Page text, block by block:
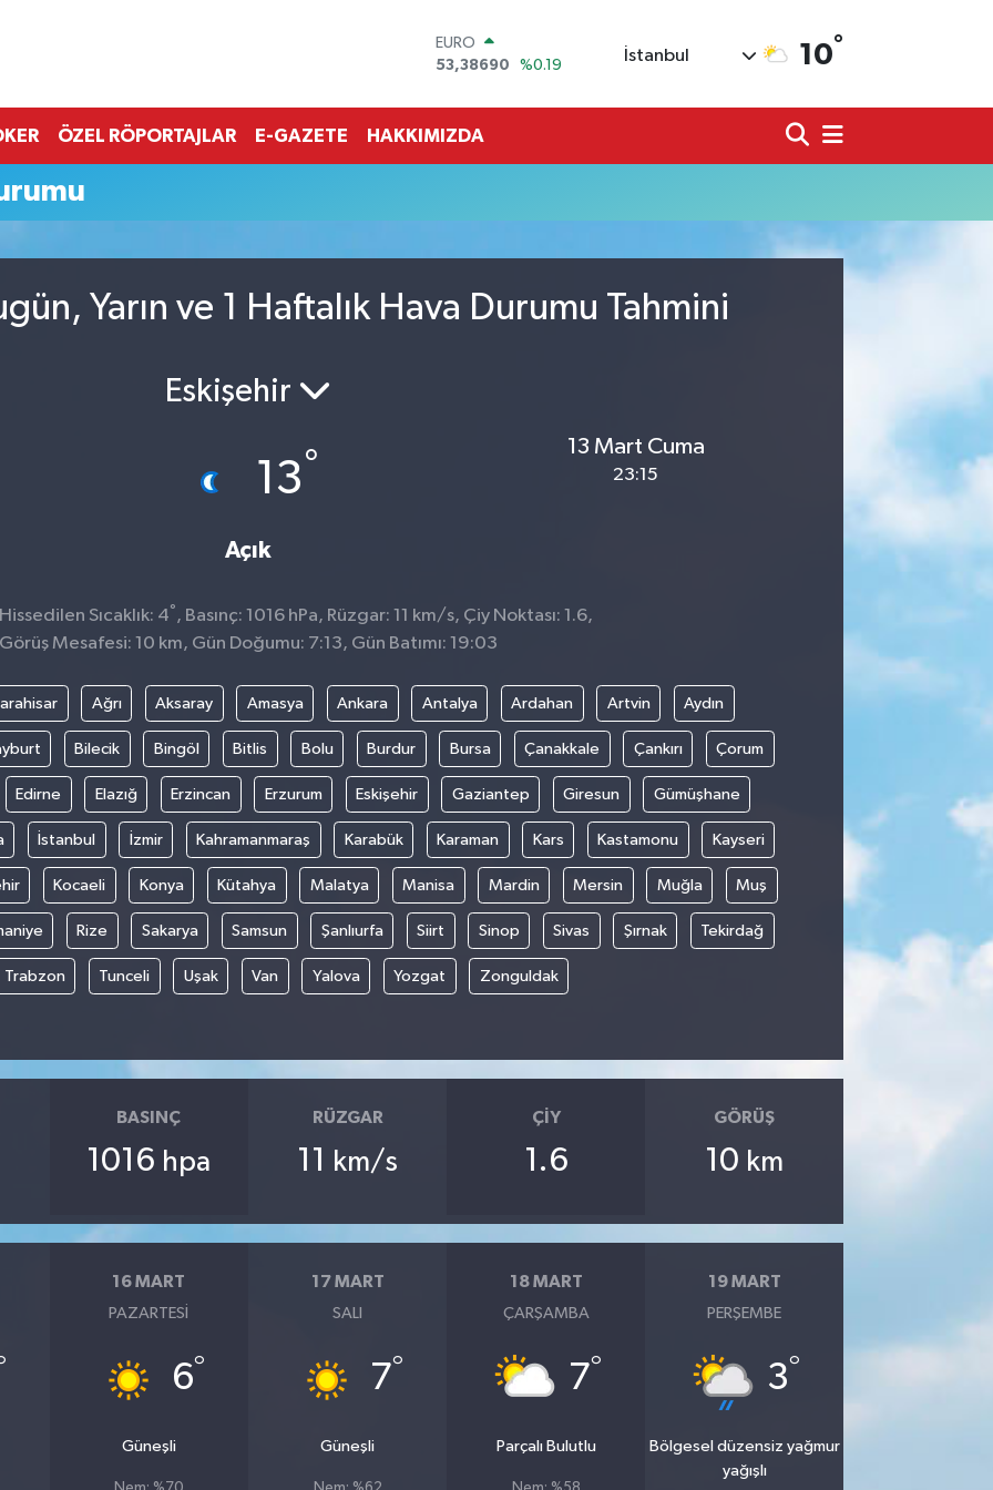
EURO
53,38690
%0.19
6862,09000
BİST100
DOLAR
İstanbul 10°
ÖZEL RÖPORTAJLAR E-GAZETE HAKKIMIZDA
Yarın ve 1 Haftalık Hava Durumu Tahmini
Eskişehir
13°
Açık
13 Mart Cuma
23:15
Sıcaklık: 4° , Basınç: 1016 hPa, Rüzgar: 11 km/s, Çiy Noktası: 1.6,
Görüş Mesafesi: 10 km, Gün Doğumu: 7:13, Gün Batımı: 19:03
Ağrı Aksaray Amasya Ankara Antalya Ardahan Artvin Aydın
Bilecik Bingöl Bitlis Bolu Burdur Bursa Çanakkale Çankırı Çorum
Edirne Elazığ Erzincan Erzurum Eskişehir Gaziantep Giresun Gümüşhane
İstanbul İzmir Kahramanmaraş Karabük Karaman Kars Kastamonu Kayseri
Kocaeli Konya Kütahya Malatya Manisa Mardin Mersin Muğla Muş
Rize Sakarya Samsun Şanlıurfa Siirt Sinop Sivas Şırnak Tekirdağ
Trabzon Tunceli Uşak Van Yalova Yozgat Zonguldak
BASINÇ
1016 hpa
RÜZGAR
11 km/s
ÇIY
1.6
GÖRÜŞ
10 km
16 MART
PAZARTESI
6°
Güneşli
17 MART
SALI
7°
Güneşli
18 MART
ÇARŞAMBA
7°
Parçalı Bulutlu
19 MART
PERŞEMBE
3°
Bölgesel düzensiz yağmur
yağışlı